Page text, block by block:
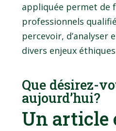
appliquée permet de
professionnels
percevoir, d’analyser
divers enjeux
Que désirez-
aujourd’hui?
Un article